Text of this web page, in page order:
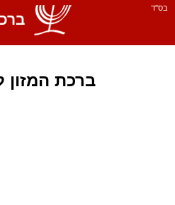
בס''ד
ברכת המזון